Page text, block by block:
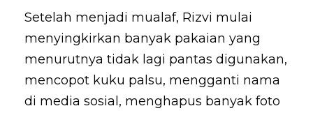
Setelah menjadi mualaf, Rizvi mulai
menyingkirkan banyak pakaian yang
menurutnya tidak lagi pantas digunakan,
mencopot kuku palsu, mengganti nama
di media sosial, menghapus banyak foto